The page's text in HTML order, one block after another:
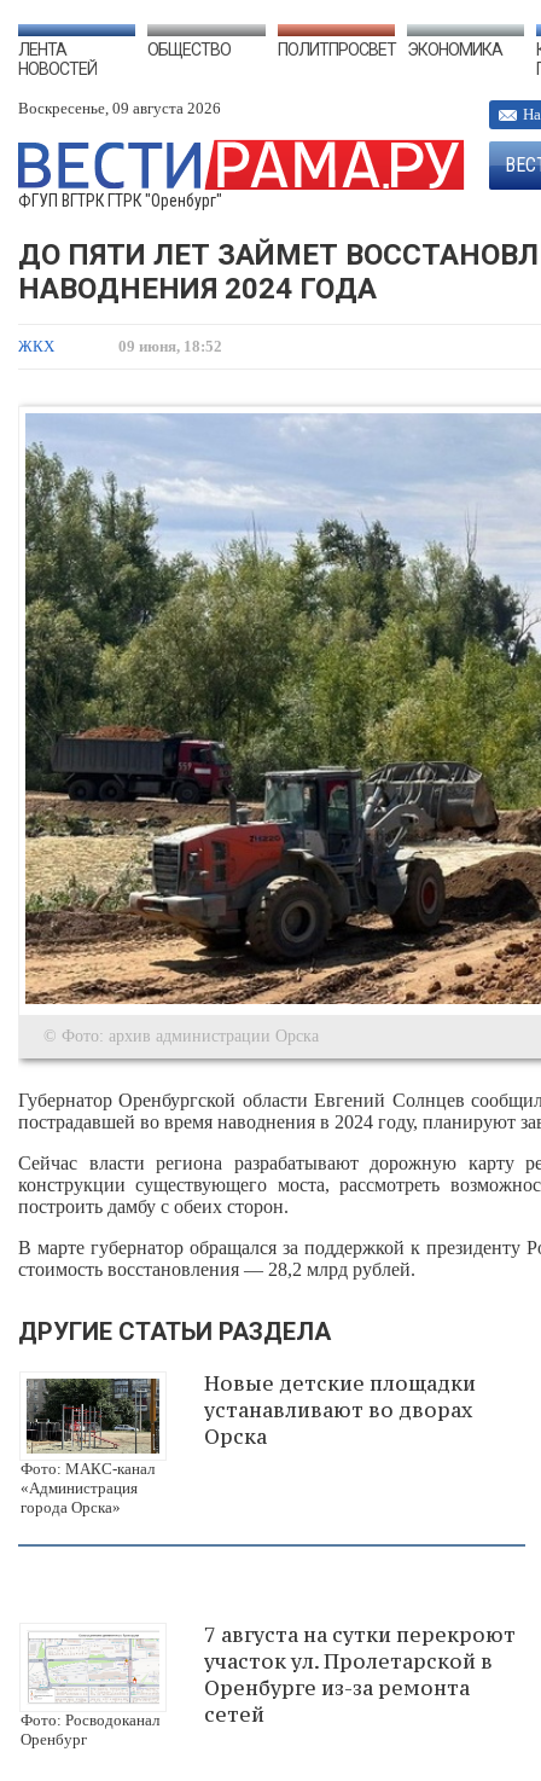
ЛЕНТА
НОВОСТЕЙ
ОБЩЕСТВО ПОЛИТПРОСВЕТ ЭКОНОМИКА
Воскресенье, 09 августа 2026
ФГУП ВГТРК ГТРК "Оренбург"
ДО ПЯТИ ЛЕТ ЗАЙМЕТ
НАВОДНЕНИЯ 2024 ГОДА
ЖКХ 09 июня, 18:52
© Фото: архив администрации Орска
Губернатор Оренбургской области Евгений Солнцев
пострадавшей во время наводнения в 2024 году, планируют
Сейчас власти региона разрабатывают дорожную карту
конструкции существующего моста, рассмотреть
построить дамбу с обеих сторон.
В марте губернатор обращался за поддержкой к президенту
стоимость восстановления — 28,2 млрд рублей.
ДРУГИЕ СТАТЬИ РАЗДЕЛА
Фото: МАКС-канал
«Администрация
города Орска»
Новые детские площадки
устанавливают во дворах
Орска
Фото: Росводоканал
Оренбург
7 августа на сутки перекроют
участок ул. Пролетарской в
Оренбурге из-за ремонта
сетей